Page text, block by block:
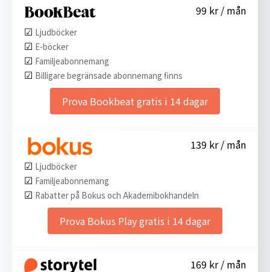
99 kr / mån
☑︎ Ljudböcker
☑︎ E-böcker
☑︎ Familjeabonnemang
☑︎ Billigare begränsade abonnemang finns
Prova Bookbeat gratis i 14 dagar
139 kr / mån
☑︎ Ljudböcker
☑︎ Familjeabonnemang
☑︎ Rabatter på Bokus och Akademibokhandeln
Prova Bokus Play gratis i 14 dagar
169 kr / mån